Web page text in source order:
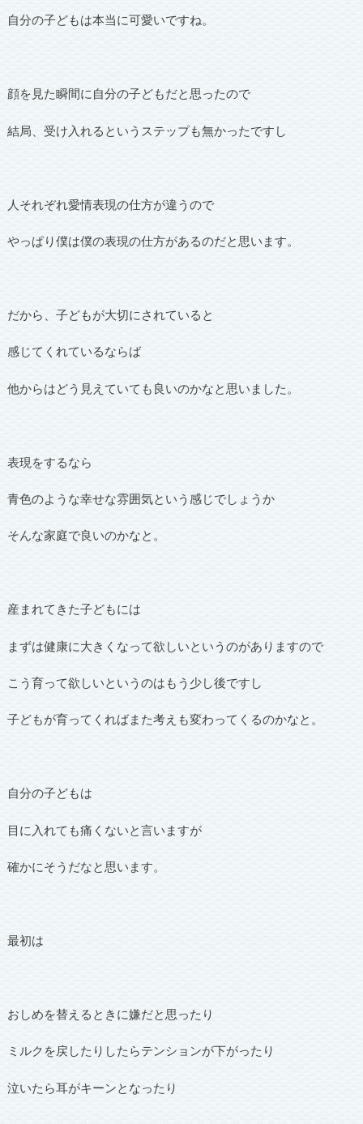
自分の子どもは本当に可愛いですね。
顔を見た瞬間に自分の子どもだと思ったので
結局、受け入れるというステップも無かったですし
人それぞれ愛情表現の仕方が違うので
やっぱり僕は僕の表現の仕方があるのだと思います。
だから、子どもが大切にされていると
感じてくれているならば
他からはどう見えていても良いのかなと思いました。
表現をするなら
青色のような幸せな雰囲気という感じでしょうか
そんな家庭で良いのかなと。
産まれてきた子どもには
まずは健康に大きくなって欲しいというのがありますので
こう育って欲しいというのはもう少し後ですし
子どもが育ってくればまた考えも変わってくるのかなと。
自分の子どもは
目に入れても痛くないと言いますが
確かにそうだなと思います。
最初は
おしめを替えるときに嫌だと思ったり
ミルクを戻したりしたらテンションが下がったり
泣いたら耳がキーンとなったり